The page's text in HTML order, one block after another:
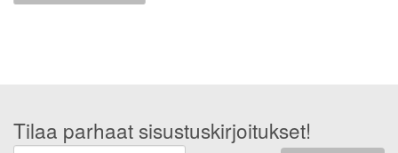
Tilaa parhaat sisustuskirjoitukset!